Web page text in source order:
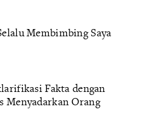
Membimbing Saya
Fakta dengan
Menyadarkan Orang